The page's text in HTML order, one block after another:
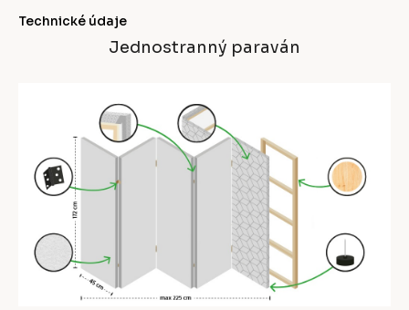
Technické údaje
Jednostranný paraván